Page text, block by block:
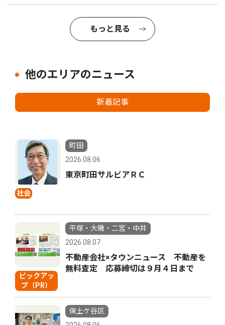
もっと見る
他のエリアのニュース
新着記事
社会
町田
2026.08.06
東京町田サルビアＲＣ
ピックアッ
プ（PR）
平塚・大磯・二宮・中井
2026.08.07
不動産会社×タウンニュース 不動産を
無料査定 応募締切は９月４日まで
保土ケ谷区